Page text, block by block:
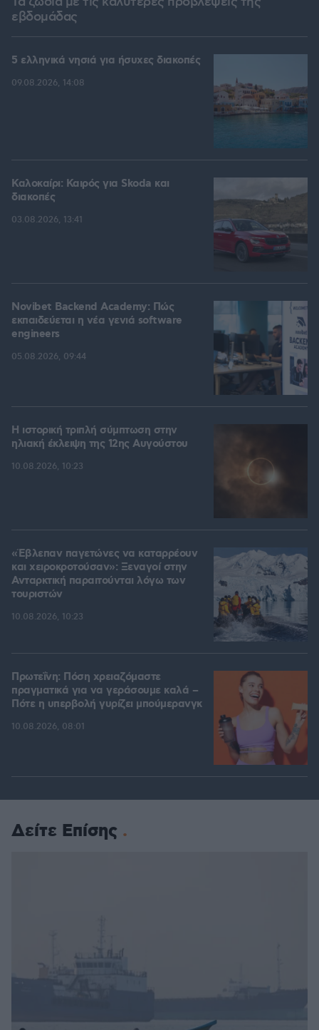
εβδομάδας
5 ελληνικά νησιά για ήσυχες διακοπές
09.08.2026, 14:08
Καλοκαίρι: Καιρός για Skoda και
διακοπές
03.08.2026, 13:41
Novibet Backend Academy: Πώς
εκπαιδεύεται η νέα γενιά software
engineers
05.08.2026, 09:44
Η ιστορική τριπλή σύμπτωση στην
ηλιακή έκλειψη της 12ης Αυγούστου
10.08.2026, 10:23
«Έβλεπαν παγετώνες να καταρρέουν
και χειροκροτούσαν»: Ξεναγοί στην
Ανταρκτική παραιτούνται λόγω των
τουριστών
10.08.2026, 10:23
Πρωτεΐνη: Πόση χρειαζόμαστε
πραγματικά για να γεράσουμε καλά –
Πότε η υπερβολή γυρίζει μπούμερανγκ
10.08.2026, 08:01
Δείτε Επίσης